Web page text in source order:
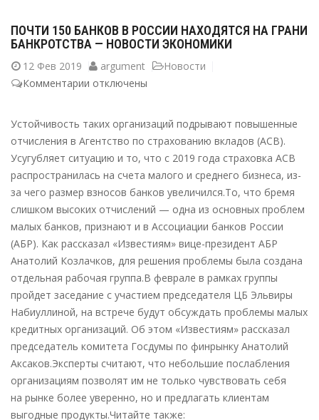
ПОЧТИ 150 БАНКОВ В РОССИИ НАХОДЯТСЯ НА ГРАНИ
БАНКРОТСТВА — НОВОСТИ ЭКОНОМИКИ
12 Фев 2019 argument
Новости
Комментарии к
грани
новости
экономики
отключены
Устойчивость таких организаций подрывают повышенные
отчисления в Агентство по страхованию вкладов (АСВ).
Усугубляет ситуацию и то, что с 2019 года страховка АСВ
распространилась на счета малого и среднего бизнеса, из-
за чего размер взносов банков увеличился.То, что бремя
слишком высоких отчислений — одна из основных проблем
малых банков, признают и в Ассоциации банков России
(АБР). Как рассказал «Известиям» вице-президент АБР
Анатолий Козлачков, для решения проблемы была создана
отдельная рабочая группа.В феврале в рамках группы
пройдет заседание с участием председателя ЦБ Эльвиры
Набиуллиной, на встрече будут обсуждать проблемы малых
кредитных организаций. Об этом «Известиям» рассказал
председатель комитета Госдумы по финрынку Анатолий
Аксаков.Эксперты считают, что небольшие послабления
организациям позволят им не только чувствовать себя
на рынке более уверенно, но и предлагать клиентам
выгодные продукты.Читайте также: